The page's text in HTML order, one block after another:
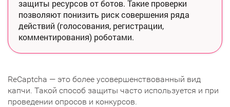
защиты ресурсов от ботов. Такие проверки
позволяют понизить риск совершения ряда
действий (голосования, регистрации,
комментирования) роботами.
ReCaptcha — это более усовершенствованный вид
капчи. Такой способ защиты часто используется и при
проведении опросов и конкурсов.